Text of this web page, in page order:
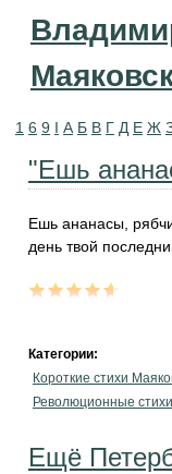
1 6 9 I А Б В Г Д Е Ж
"Ешь
Ешь ананасы,
день твой
Категории:
Короткие стихи
Революционные
Ещё